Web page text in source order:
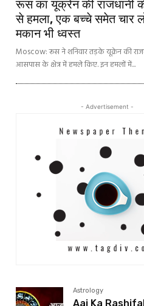
रूस का यूक्रेन की राजधानी
से हमला, एक बच्चे समेत चार
मकान भी ध्वस्त
Moscow: रूस ने शनिवार तड़के यूक्रेन की
आसपास के क्षेत्र में हमले किए. इन हमलों में...
- Advertisement -
Astrology
Aaj Ka